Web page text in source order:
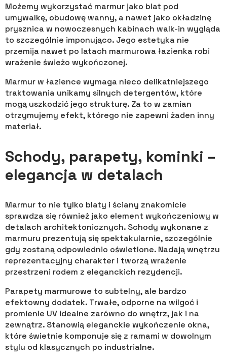
Możemy wykorzystać marmur jako blat pod
umywalkę, obudowę wanny, a nawet jako okładzinę
prysznica w nowoczesnych kabinach walk-in wygląda
to szczególnie imponująco. Jego estetyka nie
przemija nawet po latach marmurowa łazienka robi
wrażenie świeżo wykończonej.
Marmur w łazience wymaga nieco delikatniejszego
traktowania unikamy silnych detergentów, które
mogą uszkodzić jego strukturę. Za to w zamian
otrzymujemy efekt, którego nie zapewni żaden inny
materiał.
Schody, parapety, kominki –
elegancja w detalach
Marmur to nie tylko blaty i ściany znakomicie
sprawdza się również jako element wykończeniowy w
detalach architektonicznych. Schody wykonane z
marmuru prezentują się spektakularnie, szczególnie
gdy zostaną odpowiednio oświetlone. Nadają wnętrzu
reprezentacyjny charakter i tworzą wrażenie
przestrzeni rodem z eleganckich rezydencji.
Parapety marmurowe to subtelny, ale bardzo
efektowny dodatek. Trwałe, odporne na wilgoć i
promienie UV idealne zarówno do wnętrz, jak i na
zewnątrz. Stanowią eleganckie wykończenie okna,
które świetnie komponuje się z ramami w dowolnym
stylu od klasycznych po industrialne.